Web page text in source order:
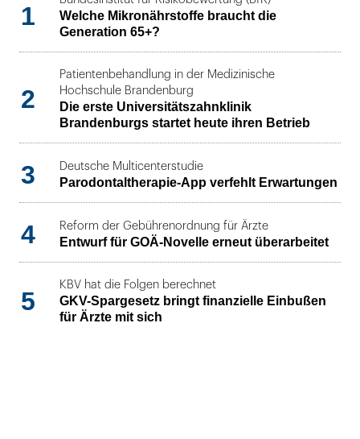
1
Welche Mikronährstoffe braucht die
Generation 65+?
2
Patientenbehandlung in der Medizinische
Hochschule Brandenburg
Die erste Universitätszahnklinik
Brandenburgs startet heute ihren Betrieb
3 Deutsche Multicenterstudie
Parodontaltherapie-App verfehlt Erwartungen
4 Reform der Gebührenordnung für Ärzte
Entwurf für GOÄ-Novelle erneut überarbeitet
5
KBV hat die Folgen berechnet
GKV-Spargesetz bringt finanzielle Einbußen
für Ärzte mit sich